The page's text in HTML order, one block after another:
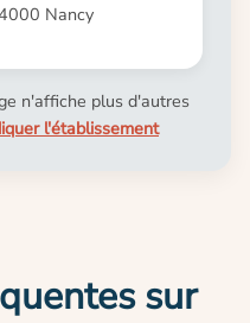
Nancy
n'affiche plus d'autres
l'établissement
sur